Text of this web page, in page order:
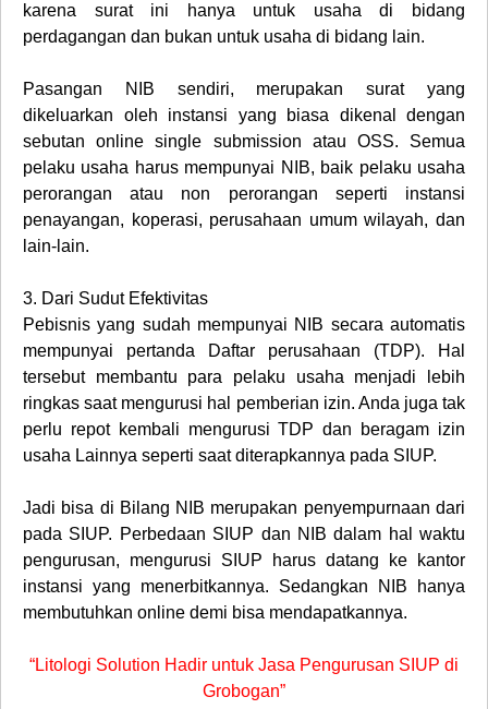
karena surat ini hanya untuk usaha di bidang
perdagangan dan bukan untuk usaha di bidang lain.
Pasangan NIB sendiri, merupakan surat yang
dikeluarkan oleh instansi yang biasa dikenal dengan
sebutan online single submission atau OSS. Semua
pelaku usaha harus mempunyai NIB, baik pelaku usaha
perorangan atau non perorangan seperti instansi
penayangan, koperasi, perusahaan umum wilayah, dan
lain-lain.
3. Dari Sudut Efektivitas
Pebisnis yang sudah mempunyai NIB secara automatis
mempunyai pertanda Daftar perusahaan (TDP). Hal
tersebut membantu para pelaku usaha menjadi lebih
ringkas saat mengurusi hal pemberian izin. Anda juga tak
perlu repot kembali mengurusi TDP dan beragam izin
usaha Lainnya seperti saat diterapkannya pada SIUP.
Jadi bisa di Bilang NIB merupakan penyempurnaan dari
pada SIUP. Perbedaan SIUP dan NIB dalam hal waktu
pengurusan, mengurusi SIUP harus datang ke kantor
instansi yang menerbitkannya. Sedangkan NIB hanya
membutuhkan online demi bisa mendapatkannya.
“Litologi Solution Hadir untuk Jasa Pengurusan SIUP di
Grobogan”